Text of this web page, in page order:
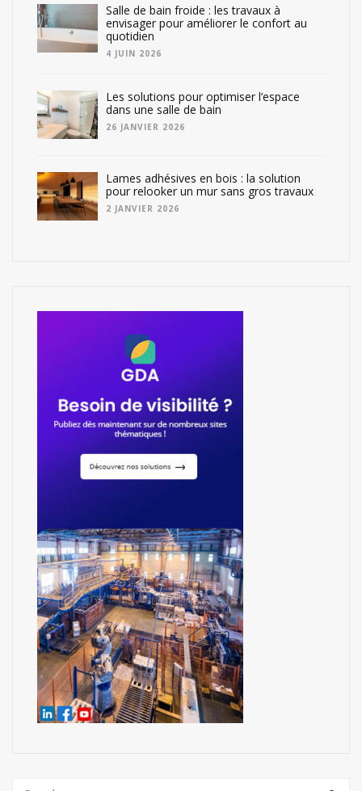
Salle de bain froide : les travaux à
envisager pour améliorer le confort au
quotidien
4 JUIN 2026
Les solutions pour optimiser l’espace
dans une salle de bain
26 JANVIER 2026
Lames adhésives en bois : la solution
pour relooker un mur sans gros travaux
2 JANVIER 2026